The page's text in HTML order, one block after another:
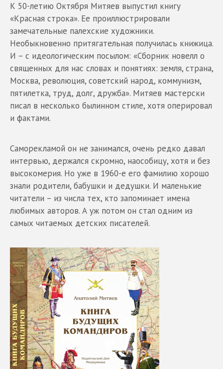
К 50-летию Октября Митяев выпустил книгу
«Красная строка». Ее проиллюстрировали
замечательные палехские художники.
Необыкновенно притягательная получилась книжица.
И – с идеологическим посылом: «Сборник новелл о
священных для нас словах и понятиях: земля, страна,
Москва, революция, советский народ, коммунизм,
пятилетка, труд, долг, дружба». Митяев мастерски
писал в несколько былинном стиле, хотя оперировал
и фактами.
Саморекламой он не занимался, очень редко давал
интервью, держался скромно, наособицу, хотя и без
высокомерия. Но уже в 1960-е его фамилию хорошо
знали родители, бабушки и дедушки. И маленькие
читатели – из числа тех, кто запоминает имена
любимых авторов. А уж потом он стал одним из
самых читаемых детских писателей.